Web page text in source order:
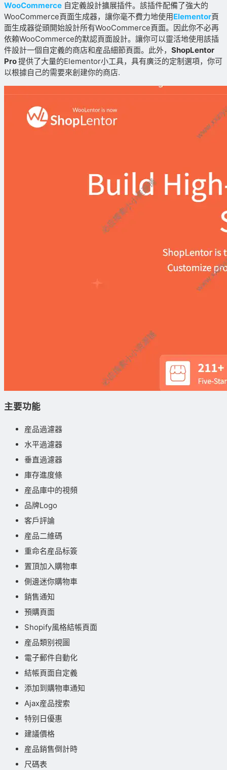
WooCommerce 自定義設計擴展插件。該插件配備了強大的
WooCommerce頁面生成器，讓你毫不費力地使用Elementor頁
面生成器從頭開始設計所有WooCommerce頁面。因此你不必再
依賴WooCommerce的默認頁面設計。讓你可以靈活地使用該插
件設計一個自定義的商店和産品細節頁面。此外， ShopLentor
Pro提供了大量的Elementor小工具，具有廣泛的定制選項，你可
以根據自己的需要來創建你的商店.
主要功能
産品過濾器
水平過濾器
垂直過濾器
庫存進度條
産品庫中的視頻
品牌Logo
客戶評論
産品二維碼
重命名産品标簽
置頂加入購物車
側邊迷你購物車
銷售通知
預購頁面
Shopify風格結帳頁面
産品類别視圖
電子郵件自動化
結帳頁面自定義
添加到購物車通知
Ajax産品搜索
特别日優惠
建議價格
産品銷售倒計時
尺碼表